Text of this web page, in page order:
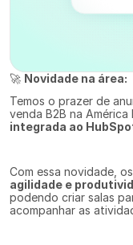
🚀 Novidade na área:
Temos o prazer de
venda B2B na
integrada ao
agilidade e
podendo criar salas
acompanhar as